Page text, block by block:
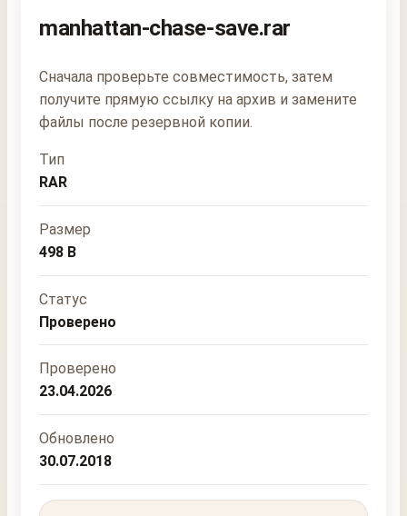
manhattan-chase-save.rar
Сначала проверьте совместимость, затем
получите прямую ссылку на архив и замените
файлы после резервной копии.
Тип
RAR
Размер
498 B
Статус
Проверено
Проверено
23.04.2026
Обновлено
30.07.2018